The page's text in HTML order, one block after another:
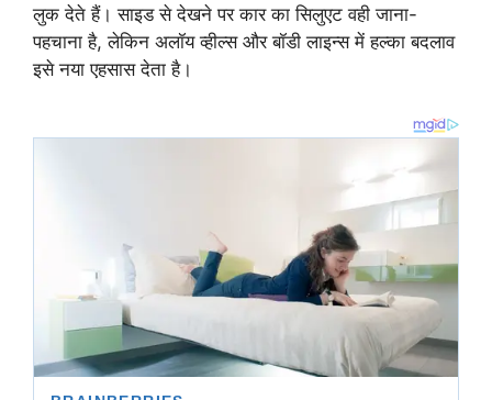
लुक देते हैं। साइड से देखने पर कार का सिलुएट वही जाना-
पहचाना है, लेकिन अलॉय व्हील्स और बॉडी लाइन्स में हल्का बदलाव
इसे नया एहसास देता है।